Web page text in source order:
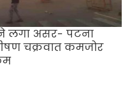
लगा असर- पटना
चक्रवात कमजोर